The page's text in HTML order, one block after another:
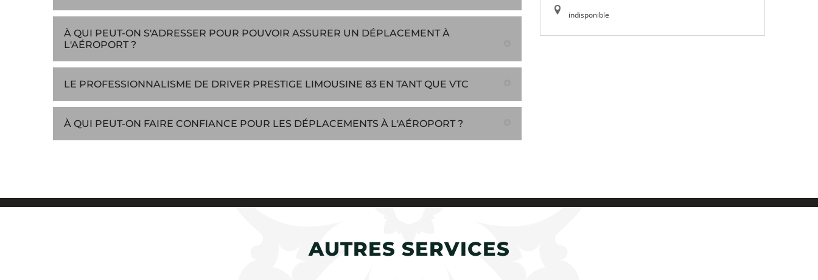
À QUI PEUT-ON S'ADRESSER POUR POUVOIR ASSURER UN DÉPLACEMENT À
L'AÉROPORT ?
LE PROFESSIONNALISME DE DRIVER PRESTIGE LIMOUSINE 83 EN TANT QUE VTC
À QUI PEUT-ON FAIRE CONFIANCE POUR LES DÉPLACEMENTS À L'AÉROPORT ?
indisponible
AUTRES SERVICES